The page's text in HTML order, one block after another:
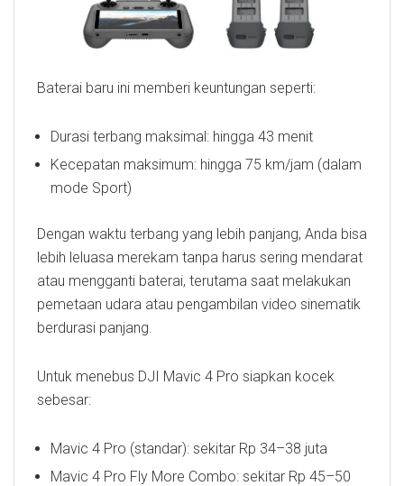
Baterai baru ini memberi keuntungan seperti:
Durasi terbang maksimal: hingga 43 menit
Kecepatan maksimum: hingga 75 km/jam (dalam
mode Sport)
Dengan waktu terbang yang lebih panjang, Anda bisa
lebih leluasa merekam tanpa harus sering mendarat
atau mengganti baterai, terutama saat melakukan
pemetaan udara atau pengambilan video sinematik
berdurasi panjang.
Untuk menebus DJI Mavic 4 Pro siapkan kocek
sebesar:
Mavic 4 Pro (standar): sekitar Rp 34–38 juta
Mavic 4 Pro Fly More Combo: sekitar Rp 45–50